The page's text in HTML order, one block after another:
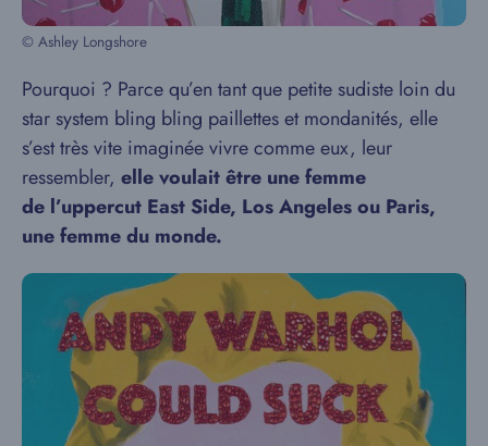
© Ashley Longshore
Pourquoi ? Parce qu’en tant que petite sudiste loin du
star system bling bling paillettes et mondanités, elle
s’est très vite imaginée vivre comme eux, leur
ressembler, elle voulait être une femme
de l’uppercut East Side, Los Angeles ou Paris,
une femme du monde.